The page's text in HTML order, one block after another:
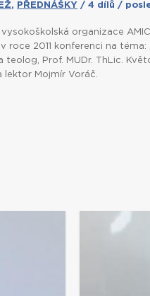
, PŘEDNÁŠKY / 4 dílů /
organizace
roce 2011 konferenci na
teolog, Prof. MUDr. ThLic.
lektor Mojmír Voráč.